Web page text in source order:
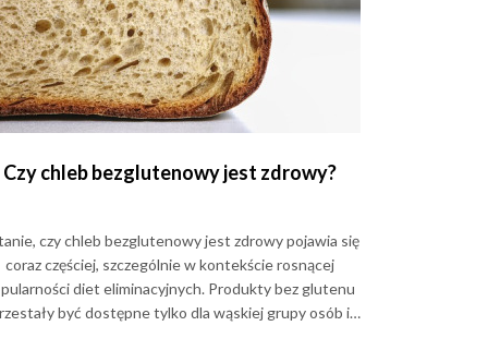
Czy chleb bezglutenowy jest zdrowy?
czy chleb bezglutenowy jest zdrowy pojawia się
coraz częściej, szczególnie w kontekście rosnącej
diet eliminacyjnych. Produkty bez glutenu
być dostępne tylko dla wąskiej grupy osób i